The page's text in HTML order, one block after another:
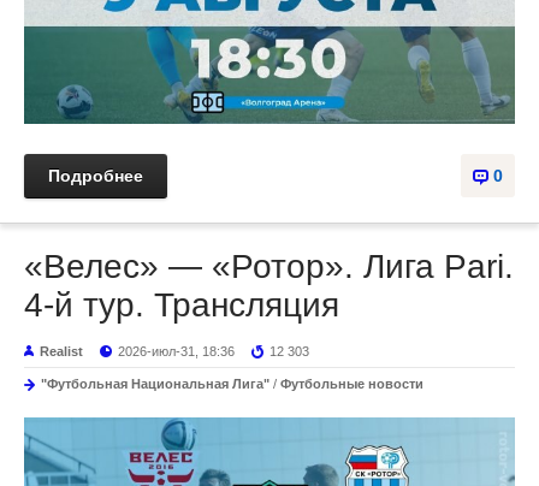
0
Подробнее
«Велес» — «Ротор». Лига Pari.
4-й тур. Трансляция
Realist 2026-июл-31, 18:36 12 303
"Футбольная Национальная Лига" / Футбольные новости